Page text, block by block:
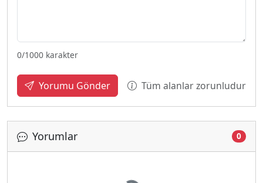
0/1000 karakter
Yorumu Gönder Tüm alanlar zorunludur
Yorumlar 0